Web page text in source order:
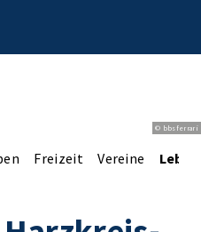
© bbsferrari
Freizeit Vereine